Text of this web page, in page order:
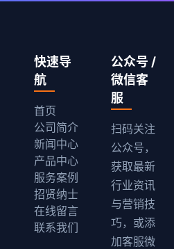
快速导
航
首页
公司简介
新闻中心
产品中心
服务案例
招贤纳士
在线留言
联系我们
公众号 /
微信客
服
扫码关注
公众号，
获取最新
行业资讯
与营销技
巧，或添
加客服微